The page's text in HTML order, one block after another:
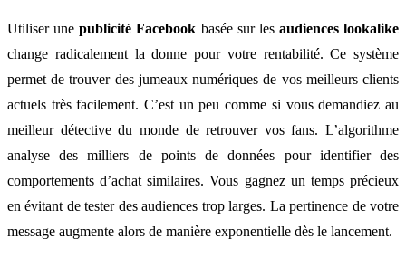
Utiliser unepublicité Facebook basée sur les audiences lookalike
change radicalement la donne pour votre rentabilité. Ce système
permet de trouver des jumeaux numériques de vos meilleurs clients
actuels très facilement. C’est un peu comme si vous demandiez au
meilleur détective du monde de retrouver vos fans. L’algorithme
analyse des milliers de points de données pour identifier des
comportements d’achat similaires. Vous gagnez un temps précieux
en évitant de tester des audiences trop larges. La pertinence de votre
message augmente alors de manière exponentielle dès le lancement.